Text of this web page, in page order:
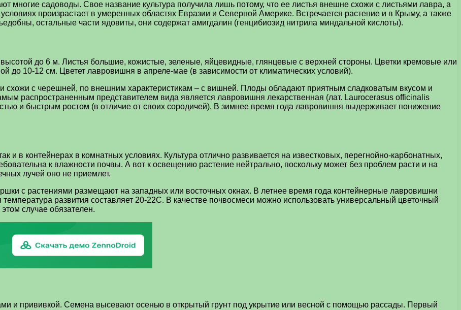
многие садоводы. Свое название культура получила лишь потому, что ее листья внешне схожи с листьями лавра, а
произрастает в умеренных областях Евразии и Северной Америке. Встречается растение и в Крыму, а также
остальные части ядовиты, они содержат амигдалин (генцибиозид нитрила миндальной кислоты).
до 6 м. Листья большие, кожистые, зеленые, яйцевидные, глянцевые с верхней стороны. Цветки кремовые или
до 10-12 см. Цветет лавровишня в апреле-мае (в зависимости от климатических условий).
схожи с черешней, по внешним характеристикам – с вишней. Плоды обладают приятным сладковатым вкусом и
распространенным представителем вида является лавровишня лекарственная (лат. Laurocerasus officinalis
и быстрым ростом (в отличие от своих сородичей). В зимнее время года лавровишня выдерживает понижение
в контейнерах в комнатных условиях. Культура отлично развивается на известковых, перегнойно-карбонатных,
к влажности почвы. А вот к освещению растение нейтрально, поскольку может без проблем расти и на
лучей оно не приемлет.
с растениями размещают на западных или восточных окнах. В летнее время года контейнерные лавровишни
развития составляет 20-22С. В качестве почвосмеси можно использовать универсальный цветочный
случае обязателен.
и прививкой. Семена высевают осенью в открытый грунт под укрытие или весной с помощью рассады. Первый